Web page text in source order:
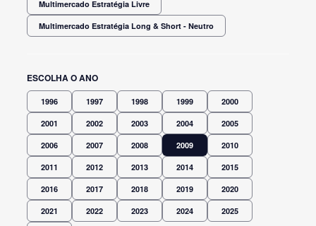
Multimercado Estratégia Livre
Multimercado Estratégia Long & Short - Neutro
ESCOLHA O ANO
1996 1997 1998 1999 2000
2001 2002 2003 2004 2005
2006 2007 2008 2009 2010
2011 2012 2013 2014 2015
2016 2017 2018 2019 2020
2021 2022 2023 2024 2025